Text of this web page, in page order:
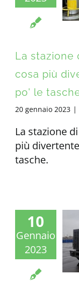
La stazione
cosa più
po' le
20 gennaio 2023 |
La stazione
più
tasche.
10
Gennaio
2023